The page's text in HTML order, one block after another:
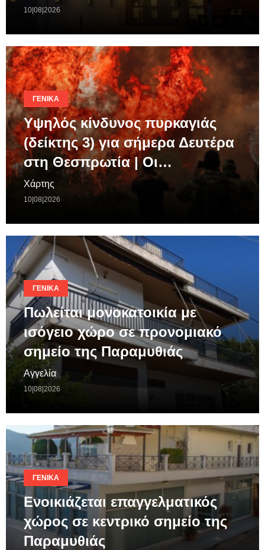
10|08|2026
ΓΕΝΙΚΆ
Υψηλός κίνδυνος πυρκαγιάς
(δείκτης 3) για σήμερα Δευτέρα
στη Θεσπρωτία | Οι…
Χάρτης
10|08|2026
ΓΕΝΙΚΆ
Πωλείται μονοκατοικία με
ισόγειο χώρο σε προνομιακό
σημείο της Παραμυθιάς
Αγγελία
10|08|2026
ΓΕΝΙΚΆ
Ενοικιάζεται επαγγελματικός
χώρος σε κεντρικό σημείο της
Παραμυθιάς